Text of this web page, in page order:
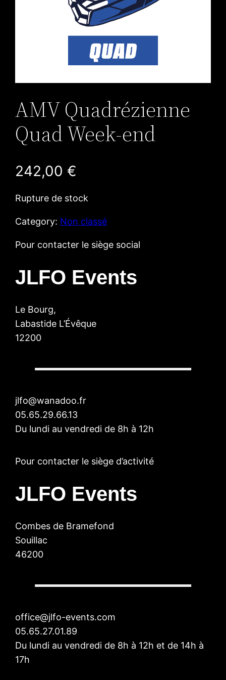
AMV Quadrézienne
Quad Week-end
242,00€
Rupture de stock
Category: Non classé
Pour contacter le siège social
JLFO Events
Le Bourg,
Labastide L’Évêque
12200
jlfo@wanadoo.fr
05.65.29.66.13
Du lundi au vendredi de 8h à 12h
Pour contacter le siège d’activité
JLFO Events
Combes de Bramefond
Souillac
46200
office@jlfo-events.com
05.65.27.01.89
Du lundi au vendredi de 8h à 12h et de 14h à
17h